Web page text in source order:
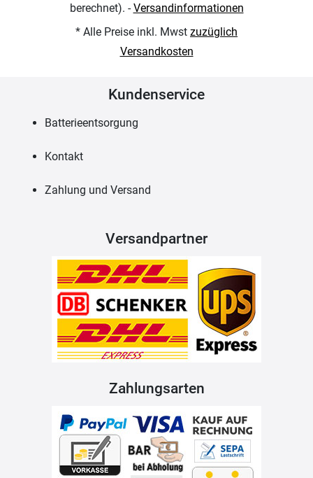
berechnet). -Versandinformationen
* Alle Preise inkl. Mwst zuzüglich
Versandkosten
Kundenservice
Batterieentsorgung
Kontakt
Zahlung und Versand
Versandpartner
Zahlungsarten